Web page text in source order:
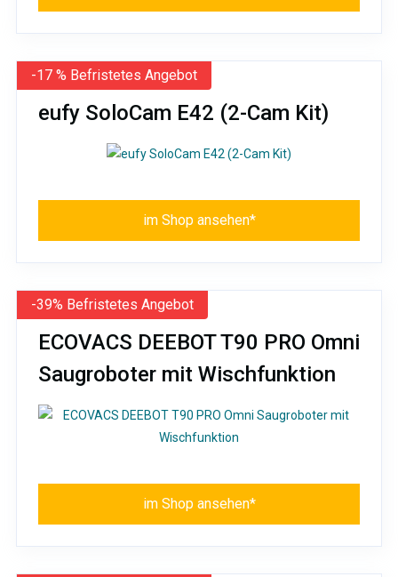
-17 % Befristetes Angebot
eufy SoloCam E42 (2-Cam Kit)
im Shop ansehen*
-39% Befristetes Angebot
ECOVACS DEEBOT T90 PRO Omni
Saugroboter mit Wischfunktion
im Shop ansehen*